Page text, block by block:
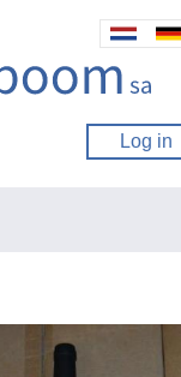
Log in